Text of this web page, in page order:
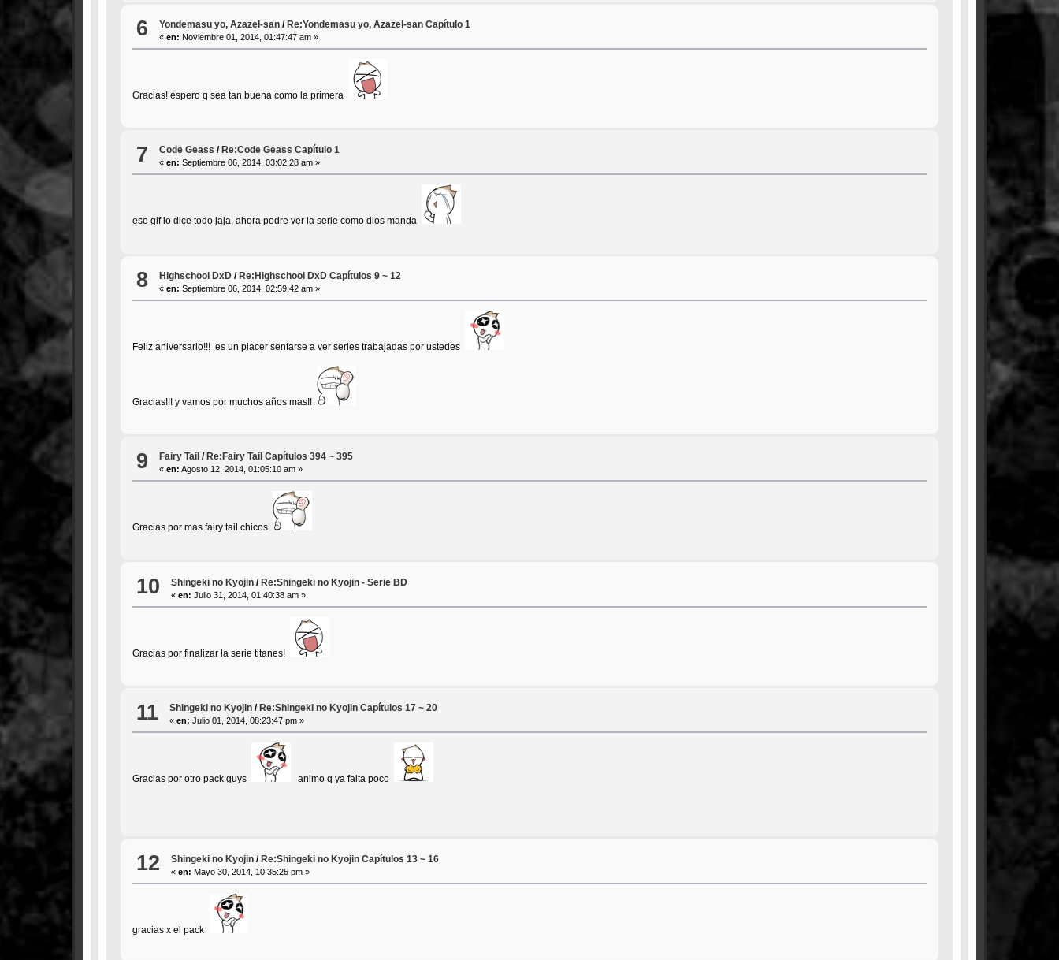
6 Yondemasu yo, Azazel-san /Re:Yondemasu yo, Azazel-san Capítulo 1
«en: Noviembre 01, 2014, 01:47:47 am »
Gracias! espero q sea tan buena como la primera
7 Code Geass / Re:Code Geass Capítulo 1
«en: Septiembre 06, 2014, 03:02:28 am »
ese gif lo dice todo jaja, ahora podre ver la serie como dios manda
8 Highschool DxD /Re:Highschool DxD Capítulos 9 ~ 12
«en: Septiembre 06, 2014, 02:59:42 am »
Feliz aniversario!!! es un placer sentarse a ver series trabajadas por ustedes
Gracias!!! y vamos por muchos años mas!!
9 Fairy Tail / Re:Fairy Tail Capítulos 394 ~ 395
«en: Agosto 12, 2014, 01:05:10 am »
Gracias por mas fairy tail chicos
10 Shingeki no Kyojin /Re:Shingeki no Kyojin - Serie BD
«en: Julio 31, 2014, 01:40:38 am »
Gracias por finalizar la serie titanes!
11 Shingeki no Kyojin / Re:Shingeki no Kyojin Capítulos 17 ~ 20
«en: Julio 01, 2014, 08:23:47 pm »
Gracias por otro pack guys animo q ya falta poco
12 Shingeki no Kyojin /Re:Shingeki no Kyojin Capítulos 13 ~ 16
«en: Mayo 30, 2014, 10:35:25 pm »
gracias x el pack